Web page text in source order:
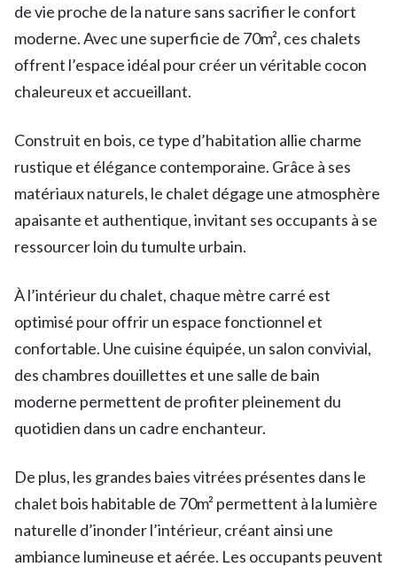
de vie proche de la nature sans sacrifier le confort
moderne. Avec une superficie de 70m², ces chalets
offrent l’espace idéal pour créer un véritable cocon
chaleureux et accueillant.
Construit en bois, ce type d’habitation allie charme
rustique et élégance contemporaine. Grâce à ses
matériaux naturels, le chalet dégage une atmosphère
apaisante et authentique, invitant ses occupants à se
ressourcer loin du tumulte urbain.
À l’intérieur du chalet, chaque mètre carré est
optimisé pour offrir un espace fonctionnel et
confortable. Une cuisine équipée, un salon convivial,
des chambres douillettes et une salle de bain
moderne permettent de profiter pleinement du
quotidien dans un cadre enchanteur.
De plus, les grandes baies vitrées présentes dans le
chalet bois habitable de 70m² permettent à la lumière
naturelle d’inonder l’intérieur, créant ainsi une
ambiance lumineuse et aérée. Les occupants peuvent